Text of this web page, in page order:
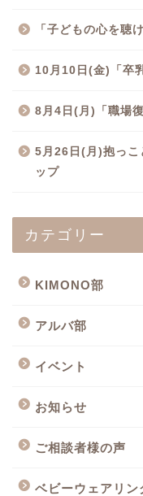
「子どもの心を聴
10月10日(金)「卒
8月4日(月)「職場
5月26日(月)抱っこ
ップ
カテゴリー
KIMONO部
アルバ部
イベント
お知らせ
ご相談者様の声
ベビーウェアリン